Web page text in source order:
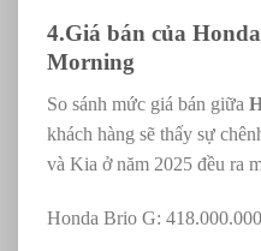
4.Giá bán của
Morning
So sánh mức giá bán giữa
khách hàng sẽ thấy sự
và Kia ở năm 2025 đều ra
Honda Brio G: